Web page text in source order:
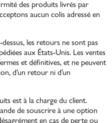
des produits livrés par
aucun colis adressé en
les retours ne sont pas
aux États-Unis. Les ventes
et définitives, et ne peuvent
d’un retour ni d’un
est à la charge du client.
de souscrire à une option
en cas de perte ou